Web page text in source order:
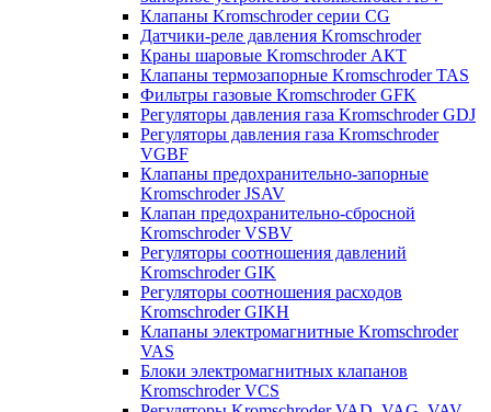
Клапаны Kromschroder серии CG
Датчики-реле давления Kromschroder
Краны шаровые Kromschroder АКТ
Клапаны термозапорные Kromschroder TAS
Фильтры газовые Kromschroder GFK
Регуляторы давления газа Kromschroder GDJ
Регуляторы давления газа Kromschroder
VGBF
Клапаны предохранительно-запорные
Kromschroder JSAV
Клапан предохранительно-сбросной
Kromschroder VSBV
Регуляторы соотношения давлений
Kromschroder GIK
Регуляторы соотношения расходов
Kromschroder GIKH
Клапаны электромагнитные Kromschroder
VAS
Блоки электромагнитных клапанов
Kromschroder VCS